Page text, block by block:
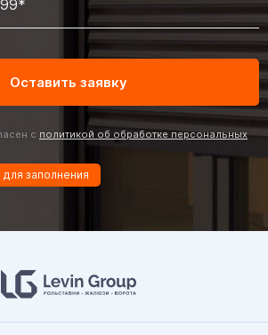
с политикой об обработке персональных
заполнения